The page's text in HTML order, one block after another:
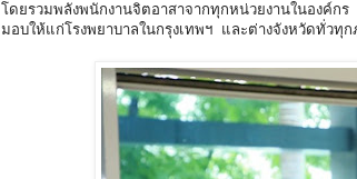
โดยรวมพลังพนักงานจิตอาสาจากทุกหน่วยงานในอง
มอบให้แก่โรงพยาบาลในกรุงเทพฯ และต่างจังหวัดทั่วทุ